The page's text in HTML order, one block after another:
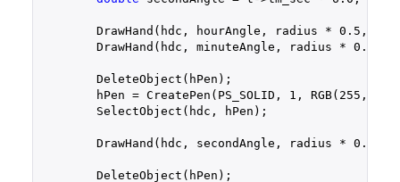
	DrawHand(hdc, hourAngle, radius *
0.5 ,
	DrawHand(hdc, minuteAngle, radius *
0.75
	hPen = CreatePen(PS_SOLID,
1 , RGB( 255 ,
	DrawHand(hdc, secondAngle, radius *
0.9